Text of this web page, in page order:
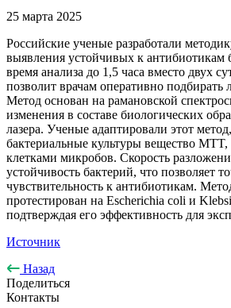
25 марта 2025
Российские ученые разработали
выявления устойчивых к антибиотикам
время анализа до 1,5 часа вместо двух
позволит врачам оперативно подбирать
Метод основан на рамановской
изменения в составе биологических
лазера. Ученые адаптировали этот
бактериальные культуры вещество
клетками микробов. Скорость
устойчивость бактерий, что позволяет
чувствительность к антибиотикам.
протестирован на Escherichia coli и
подтверждая его эффективность для
Источник
Назад
Поделиться
Контакты